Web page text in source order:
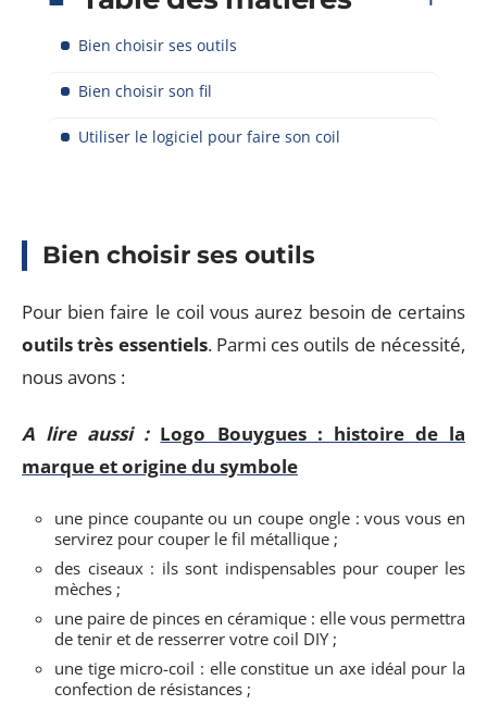
Bien choisir ses outils
Bien choisir son fil
Utiliser le logiciel pour faire son coil
Bien choisir ses outils
Pour bien faire le coil vous aurez besoin de certains
outils très essentiels. Parmi ces outils de nécessité,
nous avons :
A lire aussi : Logo Bouygues : histoire de la
marque et origine du symbole
une pince coupante ou un coupe ongle : vous vous en
servirez pour couper le fil métallique ;
des ciseaux : ils sont indispensables pour couper les
mèches ;
une paire de pinces en céramique : elle vous permettra
de tenir et de resserrer votre coil DIY ;
une tige micro-coil : elle constitue un axe idéal pour la
confection de résistances ;